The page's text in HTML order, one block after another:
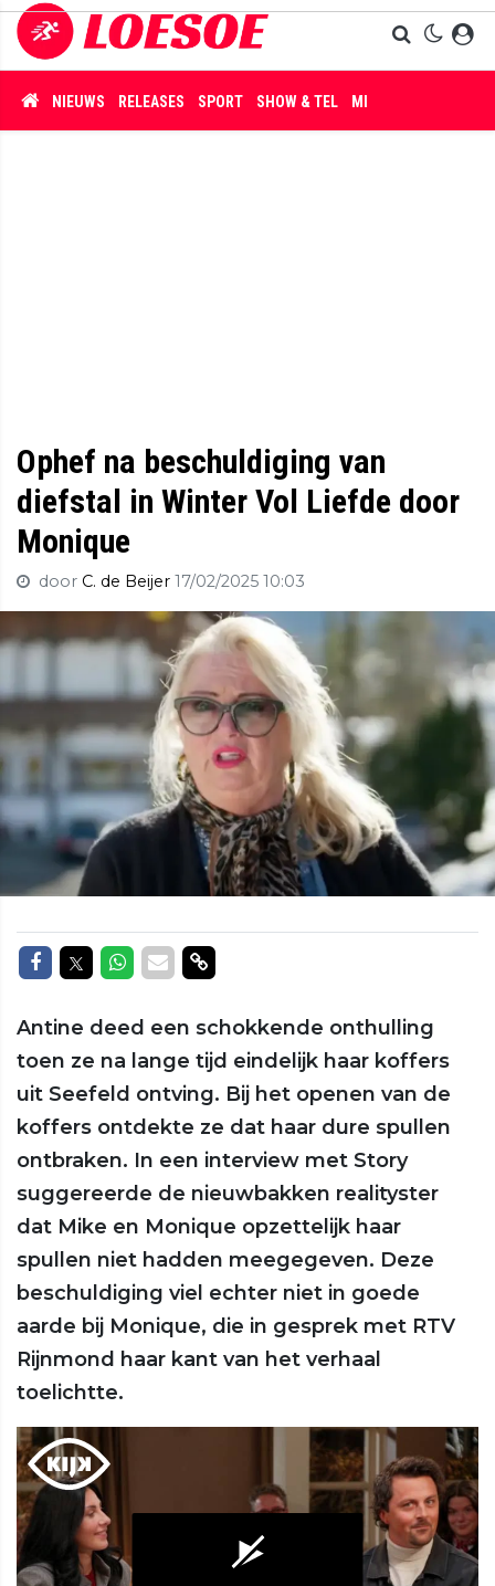
NIEUWS RELEASES SPORT SHOW & TEL MISDAAD
Ophef na beschuldiging van
diefstal in Winter Vol Liefde door
Monique
door C. de Beijer 17/02/2025 10:03
Delen op Facebook
Delen op Twitter
Delen op Whatsapp
Delen via Mail
Delen via link
Antine deed een schokkende onthulling
toen ze na lange tijd eindelijk haar koffers
uit Seefeld ontving. Bij het openen van de
koffers ontdekte ze dat haar dure spullen
ontbraken. In een interview met Story
suggereerde de nieuwbakken realityster
dat Mike en Monique opzettelijk haar
spullen niet hadden meegegeven. Deze
beschuldiging viel echter niet in goede
aarde bij Monique, die in gesprek met RTV
Rijnmond haar kant van het verhaal
toelichtte.